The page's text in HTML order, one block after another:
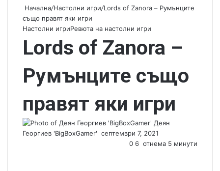
Начална/Настолни игри/Lords of Zanora – Румънците
също правят яки игри
Настолни игриРевюта на настолни игри
Lords of Zanora –
Румънците също
правят яки игри
Деян
Георгиев 'BigBoxGamer' S
септември 7, 2021
0 6 отнема 5 минути